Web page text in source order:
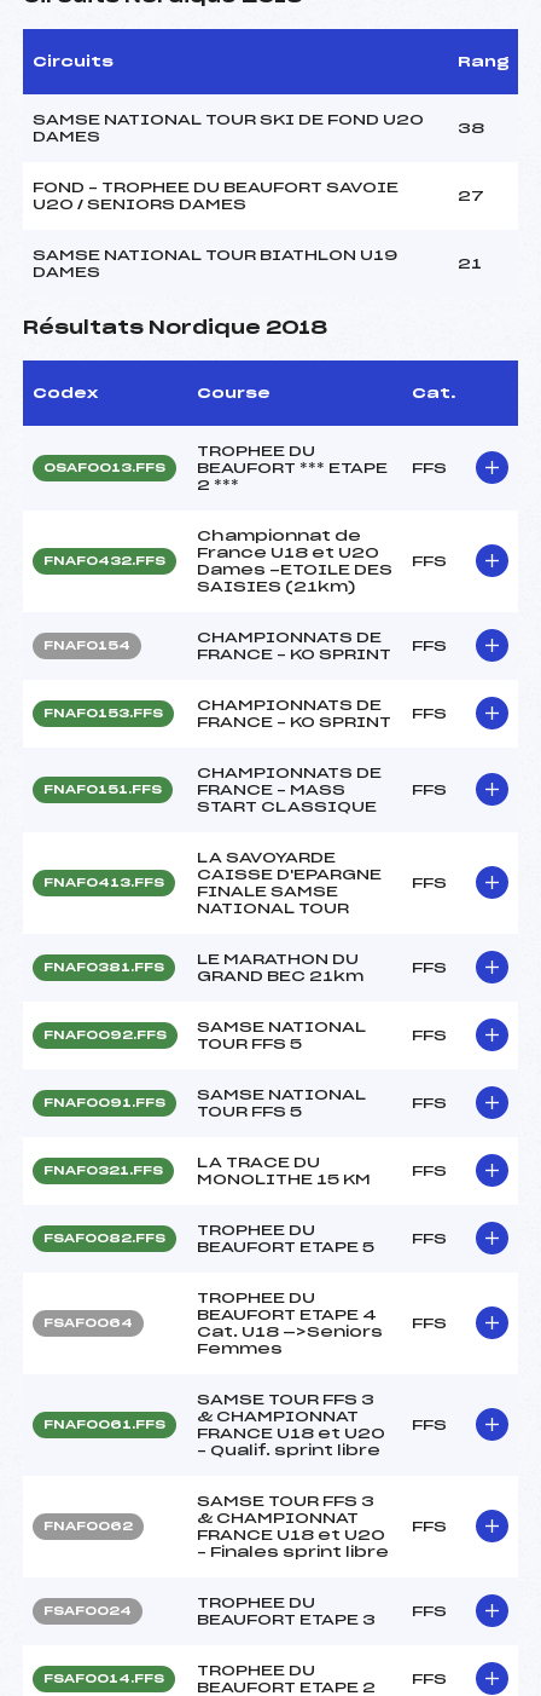
Circuits Rang
SAMSE NATIONAL TOUR SKI DE FOND U20
DAMES
38
FOND – TROPHEE DU BEAUFORT SAVOIE
U20 / SENIORS DAMES
27
SAMSE NATIONAL TOUR BIATHLON U19
DAMES
21
Résultats Nordique 2018
Codex Course Cat.
OSAF0013.FFS
TROPHEE DU
BEAUFORT *** ETAPE
2 ***
FFS
FNAF0432.FFS
Championnat de
France U18 et U20
Dames -ETOILE DES
SAISIES (21km)
FFS
FNAF0154
CHAMPIONNATS DE
FRANCE – KO SPRINT
FFS
FNAF0153.FFS
CHAMPIONNATS DE
FRANCE – KO SPRINT
FFS
FNAF0151.FFS
CHAMPIONNATS DE
FRANCE – MASS
START CLASSIQUE
FFS
FNAF0413.FFS
LA SAVOYARDE
CAISSE D'EPARGNE
FINALE SAMSE
NATIONAL TOUR
FFS
FNAF0381.FFS
LE MARATHON DU
GRAND BEC 21km
FFS
FNAF0092.FFS
SAMSE NATIONAL
TOUR FFS 5
FFS
FNAF0091.FFS
SAMSE NATIONAL
TOUR FFS 5
FFS
FNAF0321.FFS
LA TRACE DU
MONOLITHE 15 KM
FFS
FSAF0082.FFS
TROPHEE DU
BEAUFORT ETAPE 5
FFS
FSAF0064
TROPHEE DU
BEAUFORT ETAPE 4
Cat. U18 —>Seniors
Femmes
FFS
FNAF0061.FFS
SAMSE TOUR FFS 3
& CHAMPIONNAT
FRANCE U18 et U20
– Qualif. sprint libre
FFS
FNAF0062
SAMSE TOUR FFS 3
& CHAMPIONNAT
FRANCE U18 et U20
– Finales sprint libre
FFS
FSAF0024
TROPHEE DU
BEAUFORT ETAPE 3
FFS
FSAF0014.FFS
TROPHEE DU
BEAUFORT ETAPE 2
FFS